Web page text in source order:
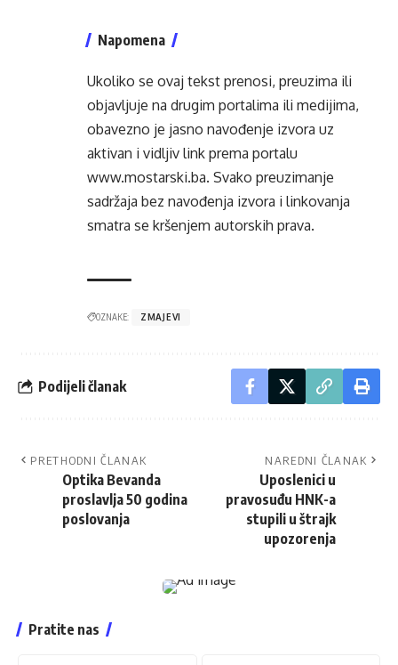
Napomena
Ukoliko se ovaj tekst prenosi, preuzima ili
objavljuje na drugim portalima ili medijima,
obavezno je jasno navođenje izvora uz
aktivan i vidljiv link prema portalu
www.mostarski.ba. Svako preuzimanje
sadržaja bez navođenja izvora i linkovanja
smatra se kršenjem autorskih prava.
OZNAKE: ZMAJEVI
Podijeli članak
PRETHODNI ČLANAK
Optika Bevanda
proslavlja 50 godina
poslovanja
NAREDNI ČLANAK
Uposlenici u
pravosuđu HNK-a
stupili u štrajk
upozorenja
Pratite nas